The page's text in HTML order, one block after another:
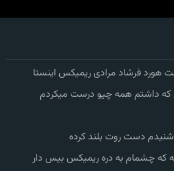
هورد فرشاد مرادی ریمیکس اینستا
که داشتم همه چیو درست میکردم
دست روت بلند کرده
که چشمام به دره ریمیکس بیس دار